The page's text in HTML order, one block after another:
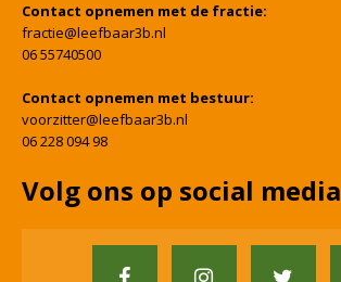
Contact opnemen met de fractie:
fractie@leefbaar3b.nl
06 55740500
Contact opnemen met bestuur:
voorzitter@leefbaar3b.nl
06 228 094 98
Volg ons op social media